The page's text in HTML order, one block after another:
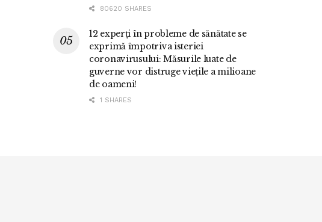
80620 SHARES
12 experți în probleme de sănătate se
exprimă împotriva isteriei
coronavirusului: Măsurile luate de
guverne vor distruge viețile a milioane
de oameni!
1 SHARES